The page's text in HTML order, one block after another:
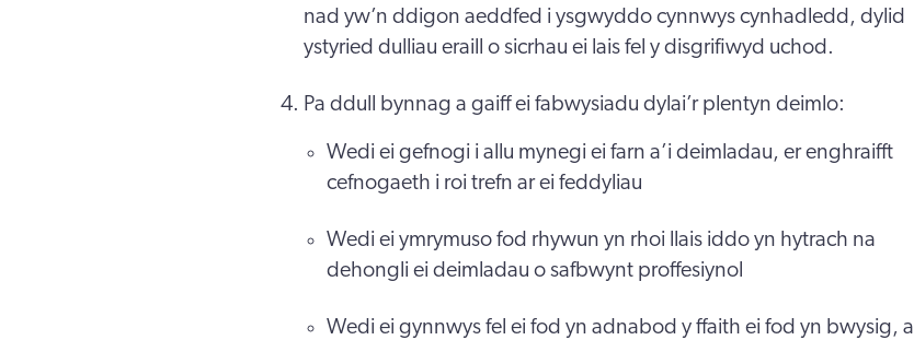
nad yw’n ddigon aeddfed i ysgwyddo cynnwys cynhadledd, dylid
ystyried dulliau eraill o sicrhau ei lais fel y disgrifiwyd uchod.
Pa ddull bynnag a gaiff ei fabwysiadu dylai’r plentyn deimlo:
Wedi ei gefnogi i allu mynegi ei farn a’i deimladau, er enghraifft
cefnogaeth i roi trefn ar ei feddyliau
Wedi ei ymrymuso fod rhywun yn rhoi llais iddo yn hytrach na
dehongli ei deimladau o safbwynt proffesiynol
Wedi ei gynnwys fel ei fod yn adnabod y ffaith ei fod yn bwysig, a